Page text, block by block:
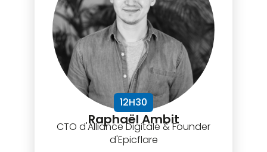
12H30
Raphaël Ambit
CTO d'Alliance Digitale & Founder
d'Epicflare